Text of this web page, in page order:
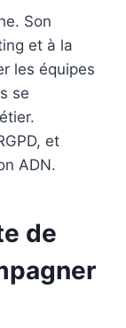
Son
et à la
les équipes
se
et
ADN.
de